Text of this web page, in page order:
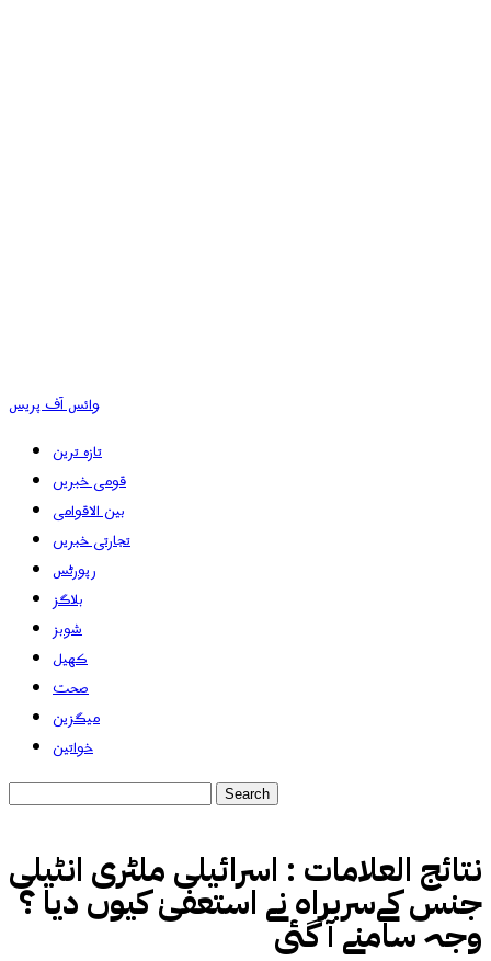
وائس آف پریس
تازہ ترین
قومی خبریں
بین الاقوامی
تجارتی خبریں
رپورٹس
بلاگز
شوبز
کھیل
صحت
میگزین
خواتین
نتائج العلامات : اسرائیلی ملٹری انٹیلی
جنس کےسربراہ نے استعفیٰ کیوں دیا ؟
وجہ سامنے آ گئی